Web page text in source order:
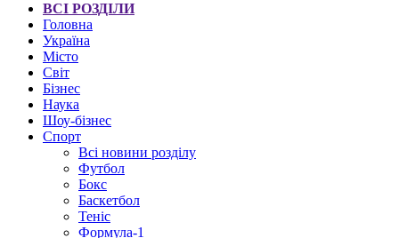
ВСІ РОЗДІЛИ
Головна
Україна
Місто
Світ
Бізнес
Наука
Шоу-бізнес
Спорт
Всі новини розділу
Футбол
Бокс
Баскетбол
Теніс
Формула-1